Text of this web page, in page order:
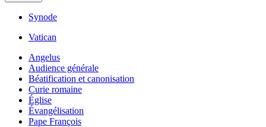
Synode
Vatican
Angelus
Audience générale
Béatification et canonisation
Curie romaine
Église
Évangélisation
Pape François